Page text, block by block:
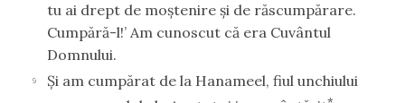
tu ai drept de moştenire şi de răscumpărare.
Cumpără-l!’ Am cunoscut că era Cuvântul
Domnului.
9
Şi am cumpărat de la Hanameel, fiul unchiului